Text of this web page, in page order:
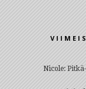
Nicole: